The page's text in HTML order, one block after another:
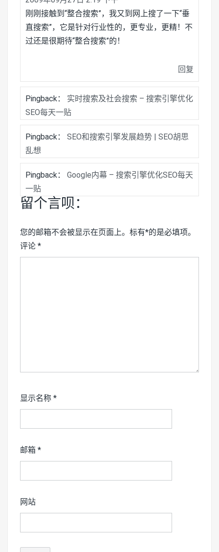
刚刚接触到“整合搜索”，我又到网上搜了一下“垂
直搜索”，它是针对行业性的，更专业，更精！不
过还是很期待“整合搜索”的！
回复
Pingback： 实时搜索及社会搜索 – 搜索引擎优化
SEO每天一贴
Pingback： SEO和搜索引擎发展趋势 | SEO胡思
乱想
Pingback： Google内幕 – 搜索引擎优化SEO每天
一贴
留个言呗：
您的邮箱不会被显示在页面上。标有*的是必填项。
评论 *
显示名称 *
邮箱 *
网站